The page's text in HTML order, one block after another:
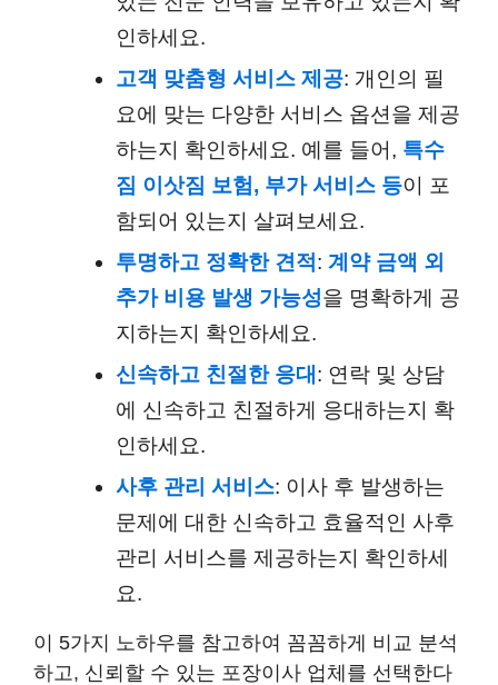
인하세요.
고객 맞춤형 서비스 제공: 개인의 필
요에 맞는 다양한 서비스 옵션을 제공
하는지 확인하세요. 예를 들어, 특수
짐 이삿짐 보험, 부가 서비스 등이 포
함되어 있는지 살펴보세요.
투명하고 정확한 견적 : 계약 금액 외
추가 비용 발생 가능성을 명확하게 공
지하는지 확인하세요.
신속하고 친절한 응대 : 연락 및 상담
에 신속하고 친절하게 응대하는지 확
인하세요.
사후 관리 서비스: 이사 후 발생하는
문제에 대한 신속하고 효율적인 사후
관리 서비스를 제공하는지 확인하세
요.
이 5가지 노하우를 참고하여 꼼꼼하게 비교 분석
하고, 신뢰할 수 있는 포장이사 업체를 선택한다